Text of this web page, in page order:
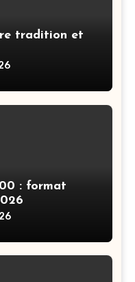
tradition et
: format